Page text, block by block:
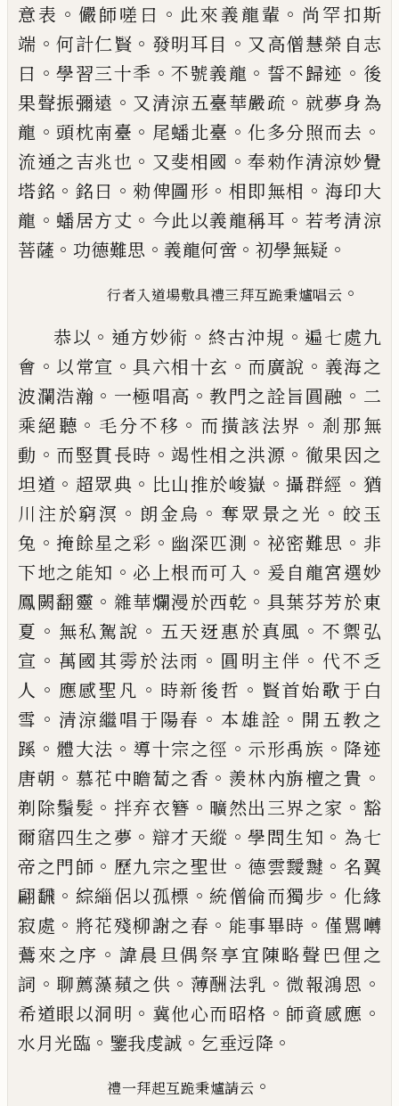
意表 。 儼師嗟 曰 。 此來義龍輩 。 尚罕扣斯
端 。何計仁賢 。 發明耳目 。 又高僧慧榮自志
曰 。學習三十秊 。不號義龍 。 誓不歸迹 。 後
果聲振彌遠 。 又清涼五臺華嚴疏 。 就夢身為
龍 。頭枕南臺 。 尾蟠北臺 。化多分照而去 。
流通之吉兆也 。 又斐相國 。奉勑作清涼妙覺
塔銘 。 銘曰 。 勑俾圖形 。 相即無相 。 海印大
龍 。 蟠居方丈 。 今此以義龍稱耳 。 若考清涼
菩薩 。 功德難思 。 義龍何啻 。 初學無疑 。
行者入道場敷具禮三拜互跪秉爐唱云 。
恭以 。 通方妙術 。 終古沖規 。 遍七處九
會 。 以常宣 。具六相十玄 。 而廣說 。 義海之
波瀾浩瀚 。 一極唱高 。教門之詮旨圓融 。 二
乘絕聽 。 毛分不移 。 而撗該法界 。 剎那無
動 。 而竪貫長時 。 竭性相之洪源 。 徹果因之
坦道 。 超眾典 。 比山推於峻嶽 。攝群經 。 猶
川注於窮溟 。 朗金烏 。 奪眾景之光 。 皎玉
兔 。 掩餘星之彩 。 幽深匹測 。 祕密難思 。 非
下地之能知 。 必上根而可入 。 爰自龍宮選妙
鳳闕翻靈 。 雜華爛漫於西乾 。 具葉芬芳於東
夏 。 無私駕說 。 五天迓惠於真風 。 不禦弘
宣 。 萬國其䨦於法雨 。 圓明 主伴 。 代不乏
人 。 應感聖凡 。 時新後哲 。 賢首始歌于白
雪 。 清涼繼唱于陽春 。 本雄詮 。 開五教之
蹊 。 體大法 。 導十宗之徑 。 示形禹族 。 降迹
唐朝 。 慕花中瞻蔔之香 。 羨林內旃檀之貴 。
剃除鬚髮 。 拌弃衣簪 。 曠然出三界之家 。 豁
爾窹四生之夢 。 辯才天縱 。學問生知 。 為七
帝之門師 。 歷九宗之聖世 。 德雲靉靆 。名翼
翩飜 。 綜緇侶以孤標 。 統僧倫而獨步 。化緣
寂處 。 將花殘柳謝之春 。 能事畢時 。 僅鸎囀
鷰來之序 。 諱晨旦偶祭享宜陳略聲巴俚之
詞 。 聊薦藻蘋之供 。 薄酬法乳 。 微報鴻恩 。
希道眼以洞明 。 冀他心而昭格 。 師資感應 。
水月光臨 。 鑒我虔誠 。 乞垂迃降 。
禮一拜起互跪秉爐請云 。